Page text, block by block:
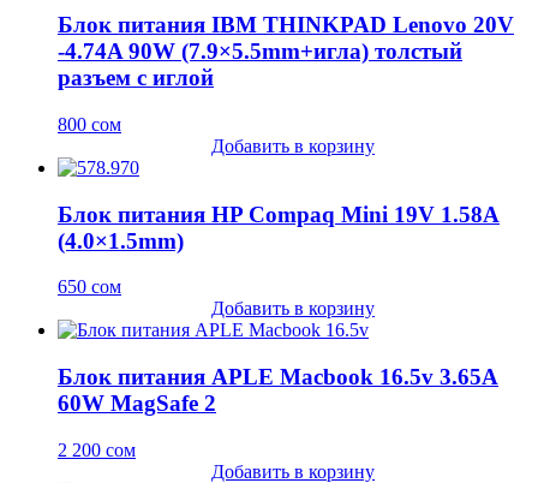
Блок питания IBM THINKPAD Lenovo 20V
-4.74A 90W (7.9×5.5mm+игла) толстый
разъем с иглой
800 сом
Добавить в корзину
Блок питания HP Compaq Mini 19V 1.58A
(4.0×1.5mm)
650 сом
Добавить в корзину
Блок питания APLE Macbook 16.5v 3.65A
60W MagSafe 2
2 200 сом
Добавить в корзину